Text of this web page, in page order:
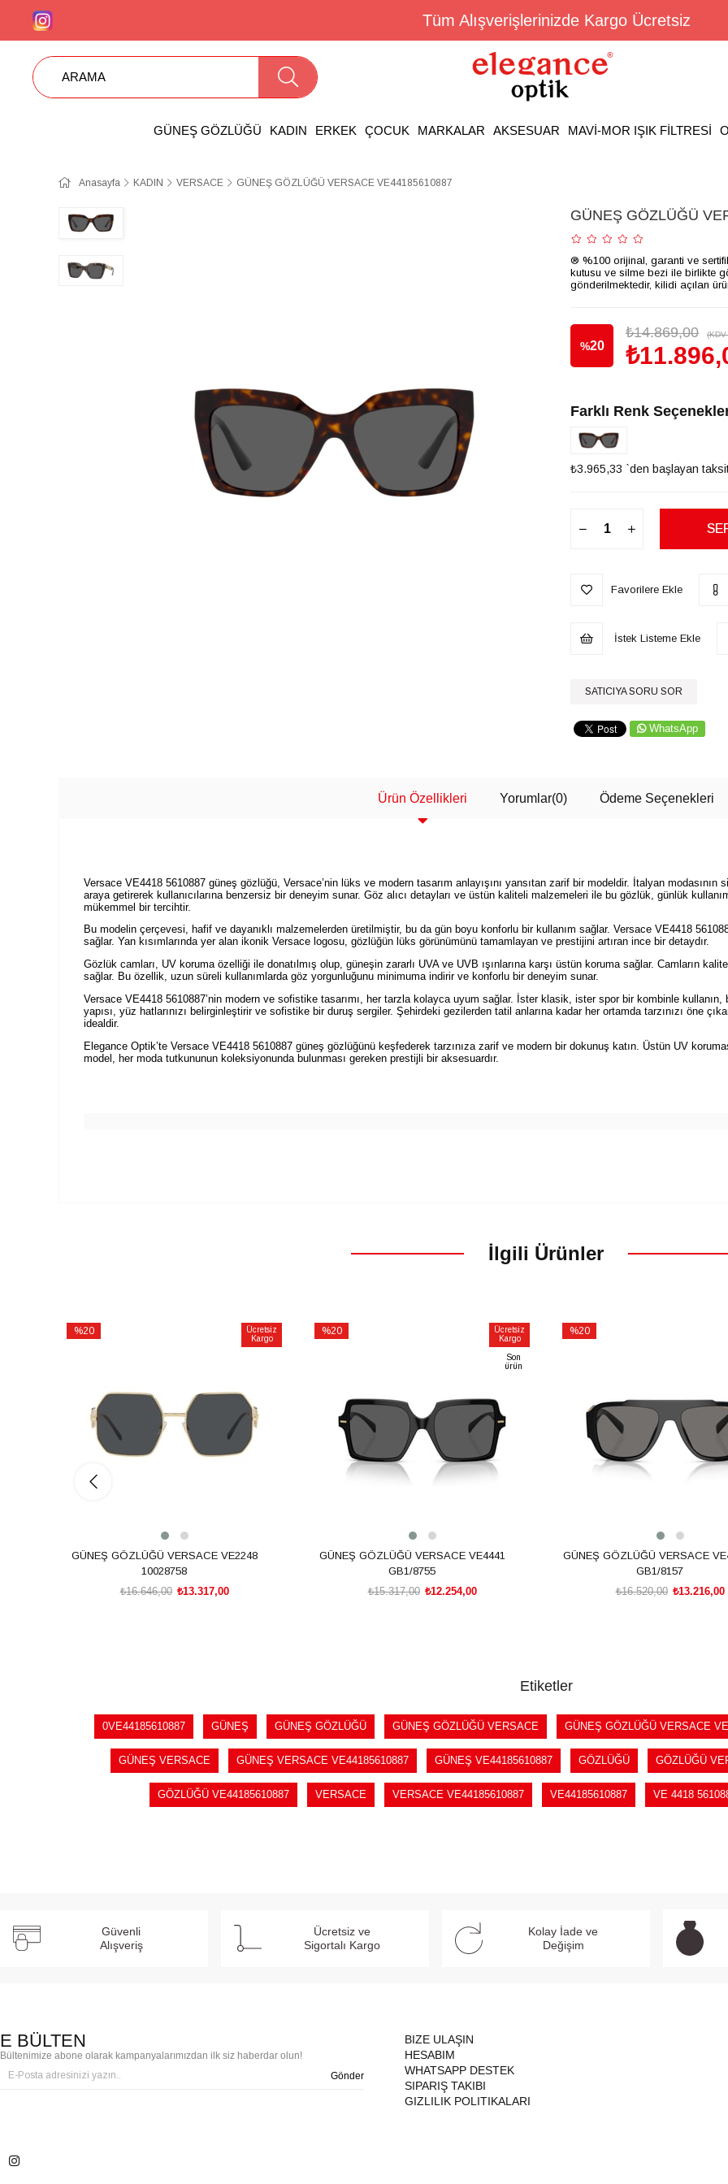
Tüm Alışverişlerinizde Kargo Ücretsiz
GÜNEŞ GÖZLÜĞÜ KADIN ERKEK ÇOCUK MARKALAR AKSESUAR MAVİ-MOR IŞIK FİLTRESİ
Anasayfa KADIN VERSACE GÜNEŞ GÖZLÜĞÜ VERSACE VE44185610887
GÜNEŞ GÖZLÜĞÜ
® %100 orijinal, garanti ve
kutusu ve silme bezi ile birlikte
gönderilmektedir, kilidi açılan
%20
₺14.869,00 (KDV
Farklı Renk
₺3.965,33 `den başlayan
Favorilere Ekle
İstek Listeme Ekle
SATICIYA SORU SOR
WhatsApp
Ürün Özellikleri Yorumlar(0) Ödeme Seçenekleri
Versace VE4418 5610887 güneş gözlüğü, Versace’nin lüks ve modern tasarım anlayışını yansıtan zarif bir modeldir. İtalyan
araya getirerek kullanıcılarına benzersiz bir deneyim sunar. Göz alıcı detayları ve üstün kaliteli malzemeleri ile bu gözlük, günlük
mükemmel bir tercihtir.
Bu modelin çerçevesi, hafif ve dayanıklı malzemelerden üretilmiştir, bu da gün boyu konforlu bir kullanım sağlar. Versace VE4418
sağlar. Yan kısımlarında yer alan ikonik Versace logosu, gözlüğün lüks görünümünü tamamlayan ve prestijini artıran ince bir detaydır.
Gözlük camları, UV koruma özelliği ile donatılmış olup, güneşin zararlı UVA ve UVB ışınlarına karşı üstün koruma sağlar. Camların
sağlar. Bu özellik, uzun süreli kullanımlarda göz yorgunluğunu minimuma indirir ve konforlu bir deneyim sunar.
Versace VE4418 5610887’nin modern ve sofistike tasarımı, her tarzla kolayca uyum sağlar. İster klasik, ister spor bir kombinle kullanın,
yapısı, yüz hatlarınızı belirginleştirir ve sofistike bir duruş sergiler. Şehirdeki gezilerden tatil anlarına kadar her ortamda tarzınızı öne
idealdir.
Elegance Optik’te Versace VE4418 5610887 güneş gözlüğünü keşfederek tarzınıza zarif ve modern bir dokunuş katın. Üstün UV
model, her moda tutkununun koleksiyonunda bulunması gereken prestijli bir aksesuardır.
İlgili Ürünler
%20
Ücretsiz
Kargo
GÜNEŞ GÖZLÜĞÜ VERSACE VE2248
10028758
₺13.317,00
₺16.646,00
%20
Ücretsiz
Kargo
Son
ürün
GÜNEŞ GÖZLÜĞÜ VERSACE VE4441
GB1/8755
₺12.254,00
₺15.317,00
%20
GÜNEŞ GÖZLÜĞÜ VERSACE
GB1/8157
₺13.216,00
₺16.520,00
Etiketler
0VE44185610887 GÜNEŞ GÜNEŞ GÖZLÜĞÜ GÜNEŞ GÖZLÜĞÜ VERSACE GÜNEŞ GÖZLÜĞÜ VERSACE
GÜNEŞ VERSACE GÜNEŞ VERSACE VE44185610887 GÜNEŞ VE44185610887 GÖZLÜĞÜ GÖZLÜĞÜ
GÖZLÜĞÜ VE44185610887 VERSACE VERSACE VE44185610887 VE44185610887 VE 4418
Güvenli
Alışveriş
Ücretsiz ve
Sigortalı Kargo
Kolay İade ve
Değişim
E BÜLTEN
Bültenimize abone olarak kampanyalarımızdan ilk siz haberdar olun!
Gönder
BIZE ULAŞIN
HESABIM
WHATSAPP DESTEK
SIPARIŞ TAKIBI
GIZLILIK POLITIKALARI